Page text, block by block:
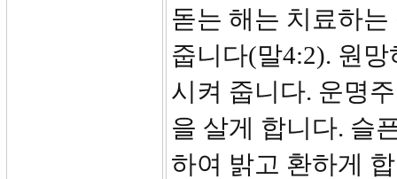
돋는 해는 치료하
줍니다(말4:2). 원
시켜 줍니다. 운명
을 살게 합니다. 슬
하여 밝고 환하게